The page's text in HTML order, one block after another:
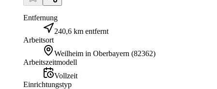
Entfernung
240,6 km entfernt
Arbeitsort
Weilheim in Oberbayern (82362)
Arbeitszeitmodell
Vollzeit
Einrichtungstyp